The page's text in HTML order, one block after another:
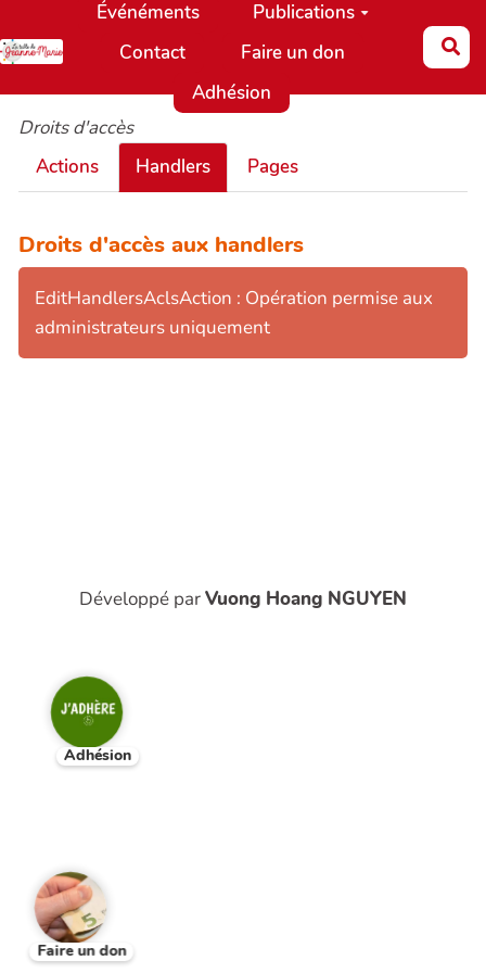
Aller au contenu principal
Événéments
Publications
Contact
Faire un don
Adhésion
Droits d'accès
Actions
Handlers Pages
Droits d'accès aux handlers
EditHandlersAclsAction : Opération permise aux
administrateurs uniquement
Développé parVuong Hoang NGUYEN
Adhésion
Faire un don